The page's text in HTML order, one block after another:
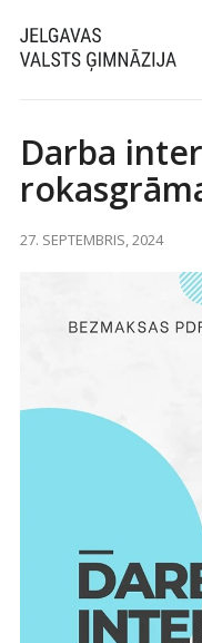
Darba
27. SEPTEMBRIS, 2024